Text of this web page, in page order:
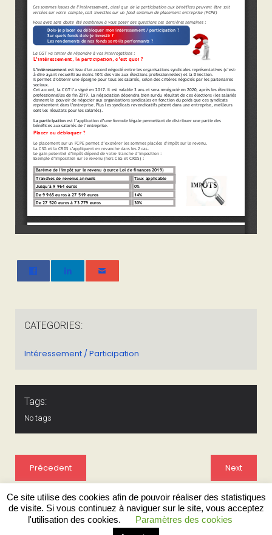
CATEGORIES:
Intéressement / Participation
Tags:
No tags
Précedent Next
Ce site utilise des cookies afin de pouvoir réaliser des statistiques
de visite. Si vous continuez à naviguer sur le site, vous acceptez
l'utilisation des cookies.
Paramètres des cookies